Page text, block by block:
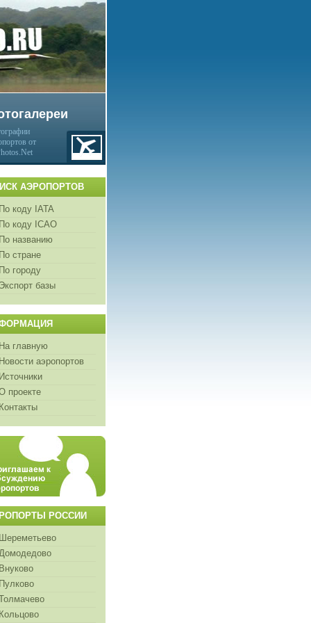
от
АЭРОПОРТОВ
По коду IATA
По коду ICAO
По названию
По стране
По городу
Экспорт базы
На главную
Новости аэропортов
Источники
проекте
Контакты
РОССИИ
Шереметьево
Внуково
Пулково
Кольцово